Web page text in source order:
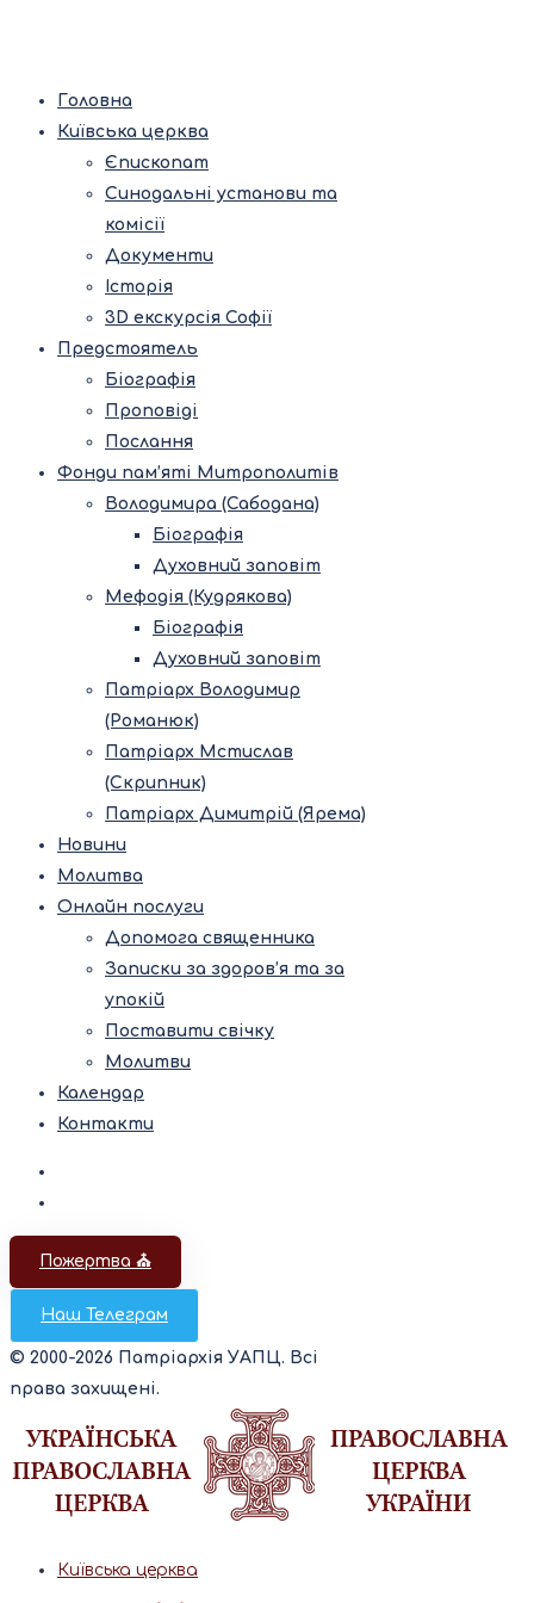
Головна
Київська церква
Єпископат
Синодальні установи та
комісії
Документи
Історія
3D екскурсія Софії
Предстоятель
Біографія
Проповіді
Послання
Фонди пам’яті Митрополитів
Володимира (Сабодана)
Біографія
Духовний заповіт
Мефодія (Кудрякова)
Біографія
Духовний заповіт
Патріарх Володимир
(Романюк)
Патріарх Мстислав
(Скрипник)
Патріарх Димитрій (Ярема)
Новини
Молитва
Онлайн послуги
Допомога священника
Записки за здоров’я та за
упокій
Поставити свічку
Молитви
Календар
Контакти
Пожертва ⛪️
Наш Телеграм
© 2000-2026 Патріархія УАПЦ. Всі
права захищені.
Київська церква